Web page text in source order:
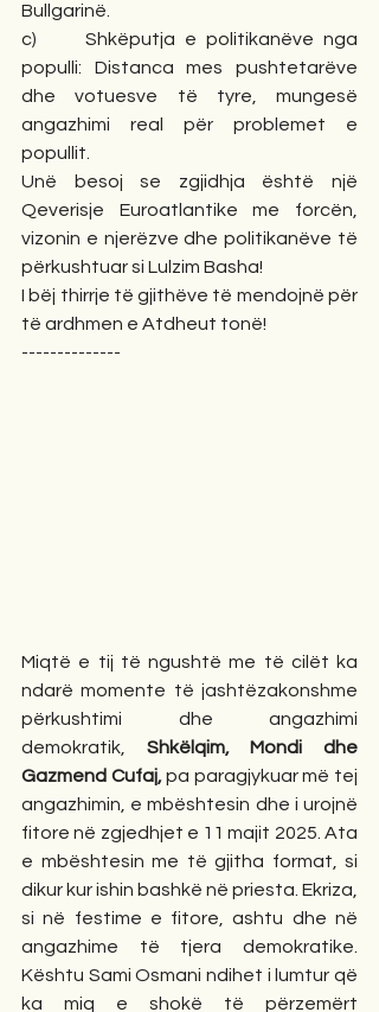
Bullgarinë.
c)     Shkëputja e politikanëve nga
populli: Distanca mes pushtetarëve
dhe votuesve të tyre, mungesë
angazhimi real për problemet e
popullit.
Unë besoj se zgjidhja është një
Qeverisje Euroatlantike me forcën,
vizonin e njerëzve dhe politikanëve të
përkushtuar si Lulzim Basha!
I bëj thirrje të gjithëve të mendojnë për
të ardhmen e Atdheut tonë!
--------------
Miqtë e tij të ngushtë me të cilët ka
ndarë momente të jashtëzakonshme
përkushtimi dhe angazhimi
demokratik, Shkëlqim, Mondi dhe
Gazmend Cufaj, pa paragjykuar më tej
angazhimin, e mbështesin dhe i urojnë
fitore në zgjedhjet e 11 majit 2025. Ata
e mbështesin me të gjitha format, si
dikur kur ishin bashkë në priesta. Ekriza,
si në festime e fitore, ashtu dhe në
angazhime të tjera demokratike.
Kështu Sami Osmani ndihet i lumtur që
ka miq e shokë të përzemërt